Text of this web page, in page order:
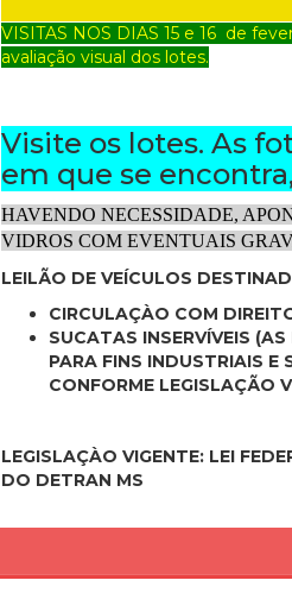
VISITAS NOS DIAS 15 e 16 de
avaliação visual dos lotes.
Visite os lotes. As
em que se
HAVENDO NECESSIDADE,
VIDROS COM EVENTUAIS
LEILÃO DE VEÍCULOS
CIRCULAÇÀO COM
SUCATAS INSERVÍVEIS
PARA FINS INDUSTRIAIS E
CONFORME LEGISLAÇÃO
LEGISLAÇÀO VIGENTE: LEI
DO DETRAN MS